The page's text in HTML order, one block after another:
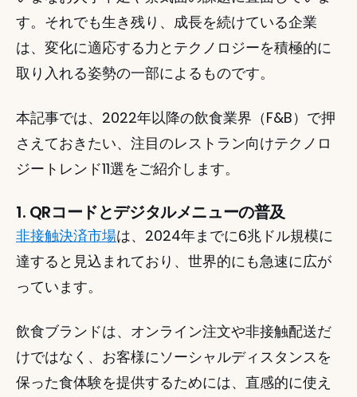
す。それでも生き残り、成長を続けている企業
は、変化に適応する力とテクノロジーを積極的に
取り入れる姿勢の一部によるものです。
本記事では、2022年以降の飲食業界（F&B）で押
さえておきたい、注目のレストラン向けテクノロ
ジートレンド11選をご紹介します。
1. QRコードとデジタルメニューの普及
非接触決済市場は、2024年までに6兆ドル規模に
達すると見込まれており、世界的にも急速に広が
っています。
飲食ブランドは、オンライン注文や非接触配送だ
けではなく、お客様にソーシャルディスタンスを
保った食体験を提供するためには、直感的に使え